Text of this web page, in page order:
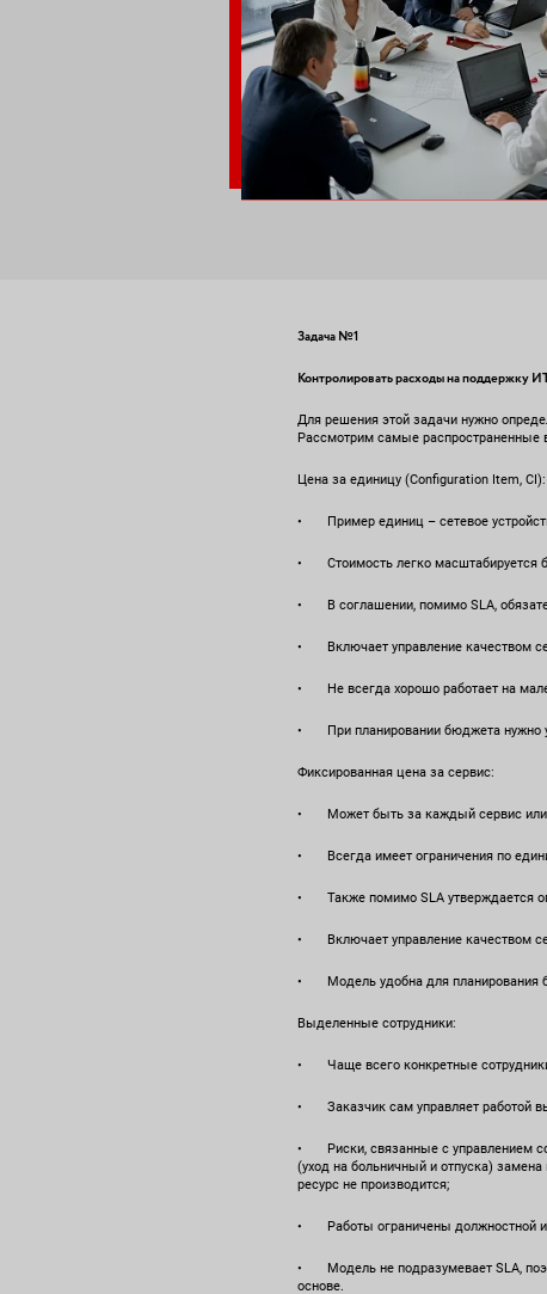
Задача №1
Контролировать расходы на поддержку
Для решения этой задачи нужно
Рассмотрим самые
Цена за единицу (Configuration Item, CI):
• Пример единиц – сетевое
• Стоимость легко масштабируется
• В соглашении, помимо SLA,
• Включает управление качеством
• Не всегда хорошо работает на
• При планировании бюджета нужно
Фиксированная цена за сервис:
• Может быть за каждый сервис или
• Всегда имеет ограничения по
• Также помимо SLA утверждается
• Включает управление качеством
• Модель удобна для планирования
Выделенные сотрудники:
• Чаще всего конкретные
• Заказчик сам управляет работой
• Риски, связанные с управлением
(уход на больничный и отпуска)
ресурс не производится;
• Работы ограничены должностной
• Модель не подразумевает SLA,
основе.